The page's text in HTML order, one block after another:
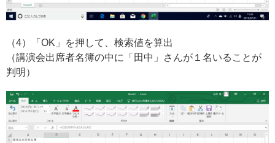
（4）「OK」を押して、検索値を算出
（講演会出席者名簿の中に「田中」さんが１名いることが
判明）